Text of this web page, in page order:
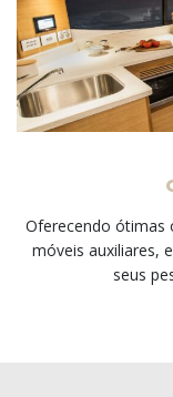
Oferecendo ótimas
móveis auxiliares,
seus